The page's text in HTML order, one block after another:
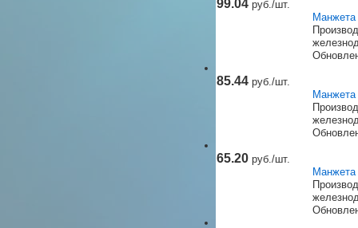
99.04 руб./шт.
Манжета
85.44 руб./шт.
Манжета
65.20 руб./шт.
Манжета